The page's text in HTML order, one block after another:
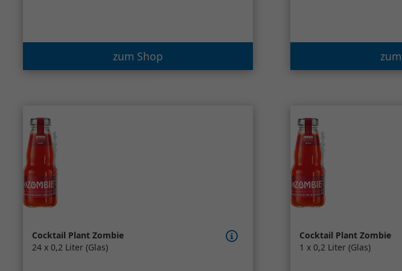
zum Shop
Cocktail Plant Zombie
24 x 0,2 Liter (Glas)
Cocktail Plant Zombie
1 x 0,2 Liter (Glas)